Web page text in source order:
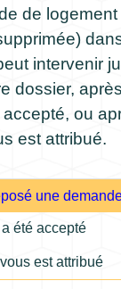
de
intervenir
dossier,
ou
est attribué.
une
été accepté
est attribué